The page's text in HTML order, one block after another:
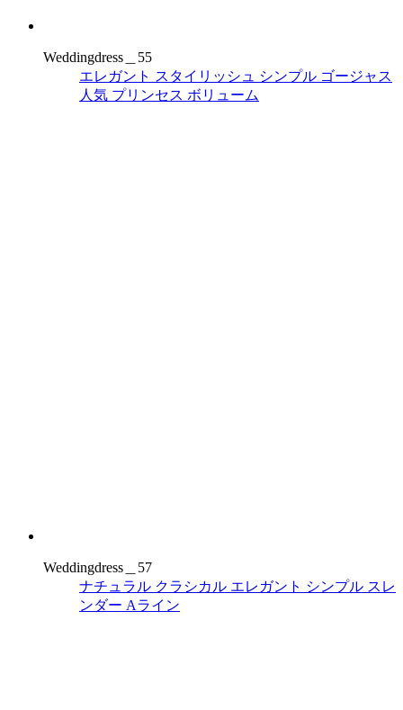
Weddingdress＿55
エレガント スタイリッシュ シンプル ゴージャス
人気 プリンセス ボリューム
Weddingdress＿57
ナチュラル クラシカル エレガント シンプル スレ
ンダー Aライン